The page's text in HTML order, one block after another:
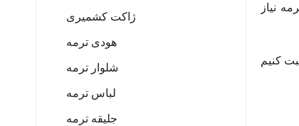
ژاکت کشمیری
هودی ترمه
شلوار ترمه
لباس ترمه
جلیقه ترمه
نیاز
کنیم